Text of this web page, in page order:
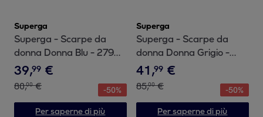
Superga
Superga - Scarpe da
donna Donna Blu - 2790
PLATFORM
39,99 €
80,00 € -50%
Per saperne di più
Superga
Superga - Scarpe da
donna Donna Grigio -
2790 Platform Lame
41,99 €
85,00 € -50%
Per saperne di più